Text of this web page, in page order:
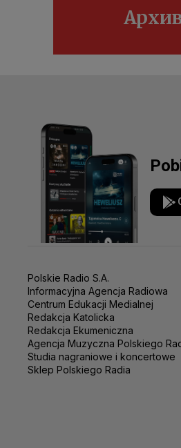
Polskie Radio S.A.
Informacyjna Agencja Radiowa
Centrum Edukacji Medialnej
Redakcja Katolicka
Redakcja Ekumeniczna
Agencja Muzyczna Polskiego
Studia nagraniowe i koncertowe
Sklep Polskiego Radia